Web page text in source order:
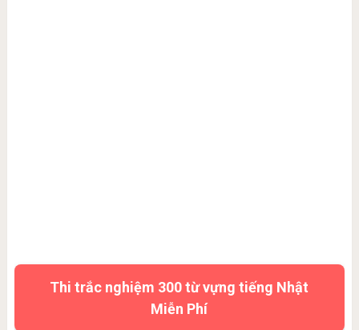
Thi trắc nghiệm 300 từ vựng tiếng Nhật
Miễn Phí